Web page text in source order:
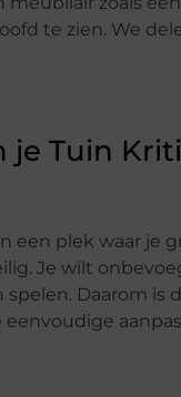
te zien. We
je Tuin
een plek waar je
Je wilt
Daarom